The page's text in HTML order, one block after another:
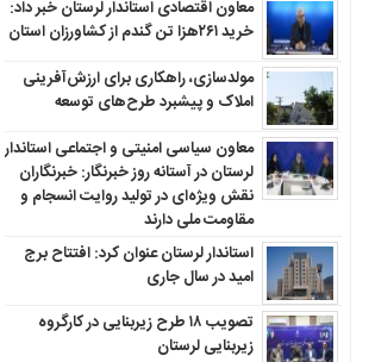
معاون اقتصادی استاندار لرستان خبر داد:
خرید ۲۶۱هزا تن گندم از کشاورزان استان
مولدسازی، راهکاری برای ارزش‌آفرینی
املاک و پیشبرد طرح‌های توسعه
معاون سیاسی امنیتی و اجتماعی استاندار
لرستان در آستانه روز خبرنگار: خبرنگاران
نقش ویژه‌ای در تولید روایت انسجام و
مقاومت ملی دارند
استاندار لرستان عنوان کرد: افتتاح برج
امید در سال جاری
تصویب ۱۸ طرح زیربنایی در کارگروه
زیربنایی لرستان